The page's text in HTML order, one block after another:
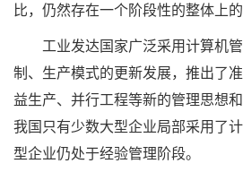
比，仍然存在一个阶段性的整体上的
工业发达国家广泛采用计算机管
制、生产模式的更新发展，推出了
益生产、并行工程等新的管理思想
我国只有少数大型企业局部采用了
型企业仍处于经验管理阶段。